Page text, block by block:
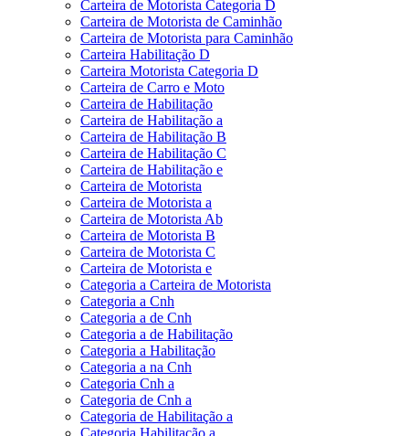
Carteira de Motorista Categoria D
Carteira de Motorista de Caminhão
Carteira de Motorista para Caminhão
Carteira Habilitação D
Carteira Motorista Categoria D
Carteira de Carro e Moto
Carteira de Habilitação
Carteira de Habilitação a
Carteira de Habilitação B
Carteira de Habilitação C
Carteira de Habilitação e
Carteira de Motorista
Carteira de Motorista a
Carteira de Motorista Ab
Carteira de Motorista B
Carteira de Motorista C
Carteira de Motorista e
Categoria a Carteira de Motorista
Categoria a Cnh
Categoria a de Cnh
Categoria a de Habilitação
Categoria a Habilitação
Categoria a na Cnh
Categoria Cnh a
Categoria de Cnh a
Categoria de Habilitação a